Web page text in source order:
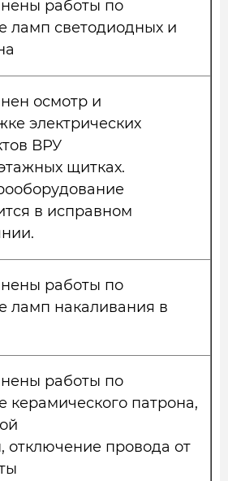
работы по
ламп светодиодных и
осмотр и
электрических
ВРУ
щитках.
в исправном
работы по
ламп накаливания в
работы по
керамического патрона,
отключение провода от